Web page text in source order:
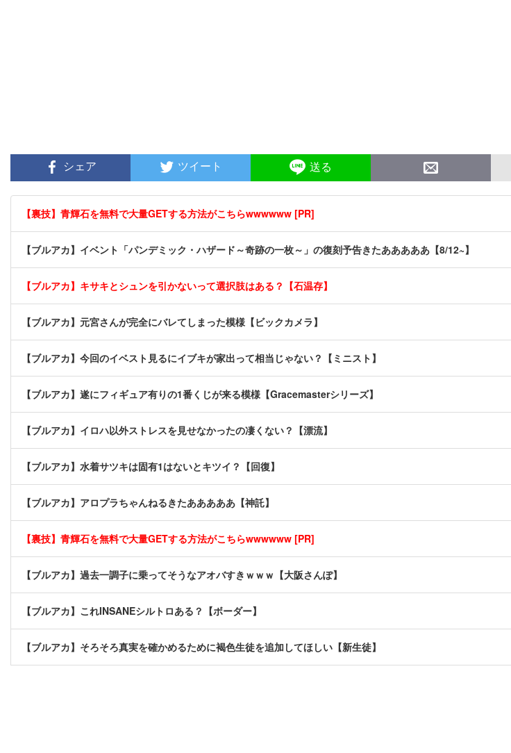
シェア ツイート 送る
【裏技】青輝石を無料で大量GETする方法がこちらwwwwww [PR]
【ブルアカ】イベント「パンデミック・ハザード～奇跡の一枚～」の復刻予告きたあああああ【8/12~】
【ブルアカ】キサキとシュンを引かないって選択肢はある？【石温存】
【ブルアカ】元宮さんが完全にバレてしまった模様【ビックカメラ】
【ブルアカ】今回のイベスト見るにイブキが家出って相当じゃない？【ミニスト】
【ブルアカ】遂にフィギュア有りの1番くじが来る模様【Gracemasterシリーズ】
【ブルアカ】イロハ以外ストレスを見せなかったの凄くない？【漂流】
【ブルアカ】水着サツキは固有1はないとキツイ？【回復】
【ブルアカ】アロプラちゃんねるきたあああああ【神託】
【裏技】青輝石を無料で大量GETする方法がこちらwwwwww [PR]
【ブルアカ】過去一調子に乗ってそうなアオバすきｗｗｗ【大阪さんぽ】
【ブルアカ】これINSANEシルトロある？【ボーダー】
【ブルアカ】そろそろ真実を確かめるために褐色生徒を追加してほしい【新生徒】